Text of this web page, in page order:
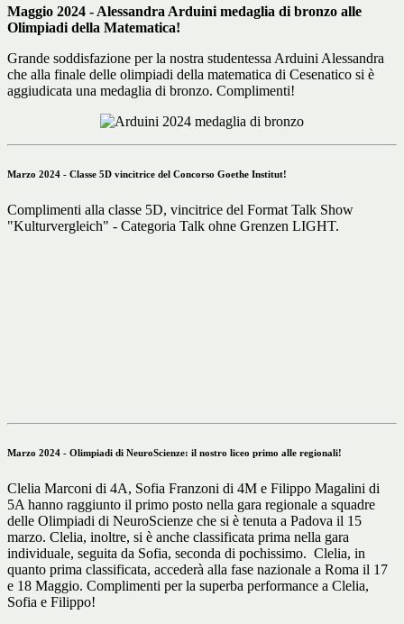
Maggio 2024 - Alessandra Arduini medaglia di bronzo alle
Olimpiadi della Matematica!
Grande soddisfazione per la nostra studentessa Arduini Alessandra
che alla finale delle olimpiadi della matematica di Cesenatico si è
aggiudicata una medaglia di bronzo. Complimenti!
Marzo 2024 - Classe 5D vincitrice del Concorso Goethe Institut!
Complimenti alla classe 5D, vincitrice del Format Talk Show
"Kulturvergleich" - Categoria Talk ohne Grenzen LIGHT.
Marzo 2024 - Olimpiadi di NeuroScienze: il nostro liceo primo alle regionali!
Clelia Marconi di 4A, Sofia Franzoni di 4M e Filippo Magalini di
5A hanno raggiunto il primo posto nella gara regionale a squadre
delle Olimpiadi di NeuroScienze che si è tenuta a Padova il 15
marzo. Clelia, inoltre, si è anche classificata prima nella gara
individuale, seguita da Sofia, seconda di pochissimo. Clelia, in
quanto prima classificata, accederà alla fase nazionale a Roma il 17
e 18 Maggio. Complimenti per la superba performance a Clelia,
Sofia e Filippo!